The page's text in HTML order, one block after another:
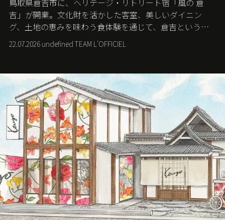
鳥取県倉吉市に、ヘリテージ・リトリート宿「風の 倉
吉」が開業。文化財を活かした客室、美しいダイニン
グ、土地の恵みを味わう食体験を通じて、倉吉というま
ちに深く滞在する旅を提案する。
22.07.2026 undefined TEAM L'OFFICIEL